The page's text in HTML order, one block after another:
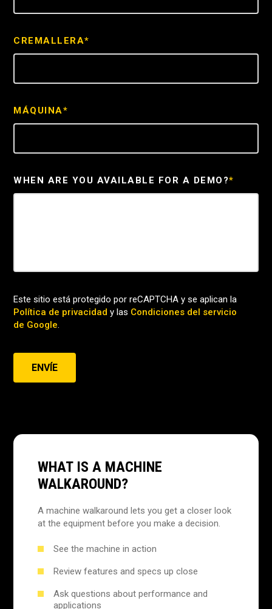
CREMALLERA*
MÁQUINA*
WHEN ARE YOU AVAILABLE FOR A DEMO?*
Este sitio está protegido por reCAPTCHA y se aplican la
Política de privacidad y las Condiciones del servicio
de Google.
ENVÍE
WHAT IS A MACHINE
WALKAROUND?
A machine walkaround lets you get a closer look
at the equipment before you make a decision.
See the machine in action
Review features and specs up close
Ask questions about performance and
applications